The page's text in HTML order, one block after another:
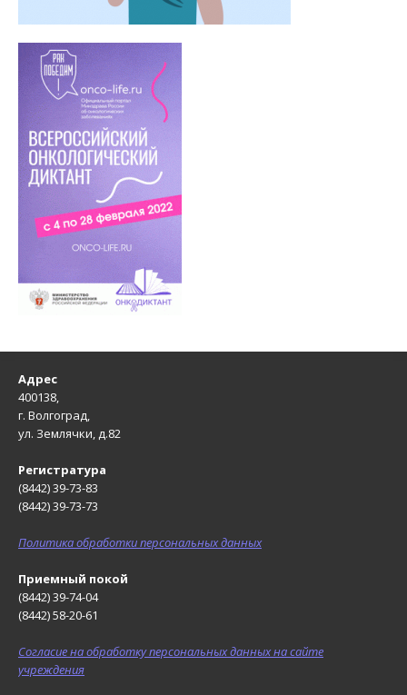
Адрес
400138,
г. Волгоград,
ул. Землячки, д.82
Регистратура
(8442) 39-73-83
(8442) 39-73-73
Политика обработки персональных данных
Приемный покой
(8442) 39-74-04
(8442) 58-20-61
Согласие на обработку персональных данных на сайте
учреждения